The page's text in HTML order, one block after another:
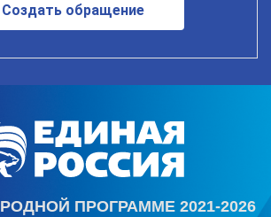
Создать обращение
ПРОГРАММЕ 2021-2026